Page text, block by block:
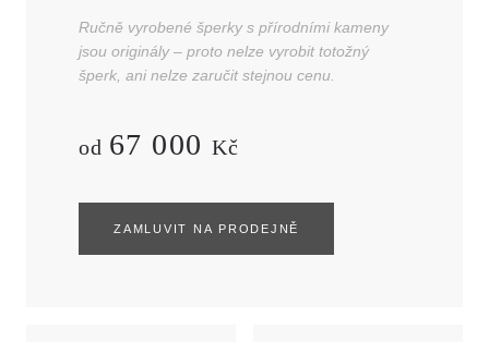
7,06x6,30x3,33 mm
Ručně vyrobené šperky s přírodními kameny
jsou originály – proto nelze vyrobit totožný
šperk, ani nelze zaručit stejnou cenu.
od 67 000 Kč
ZAMLUVIT NA PRODEJNĚ